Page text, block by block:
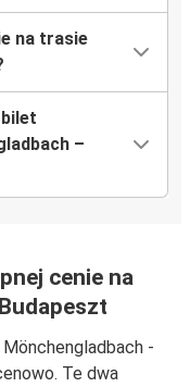
na trasie
–
cenie na
-
Te dwa